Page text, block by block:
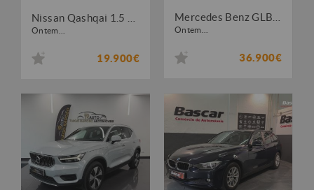
Ontem...
19.900€
Ontem...
36.900€